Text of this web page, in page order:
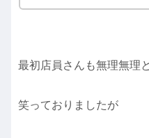
最初店員さんも無理無理と
笑っておりましたが